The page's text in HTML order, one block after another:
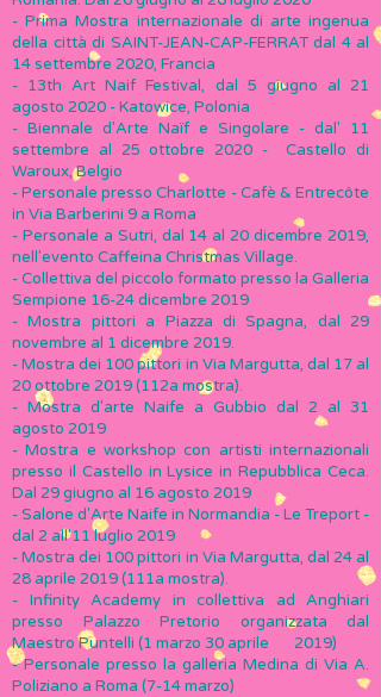
- Prima Mostra internazionale di arte ingenua
della città di SAINT-JEAN-CAP-FERRAT dal 4 al
14 settembre 2020, Francia
- 13th Art Naif Festival, dal 5 giugno al 21
agosto 2020 - Katowice, Polonia
- Biennale d'Arte Naïf e Singolare - dal' 11
settembre al 25 ottobre 2020 - Castello di
Waroux, Belgio
- Personale presso Charlotte - Cafè & Entrecôte
in Via Barberini 9 a Roma
- Personale a Sutri, dal 14 al 20 dicembre 2019,
nell'evento Caffeina Christmas Village.
- Collettiva del piccolo formato presso la Galleria
Sempione 16-24 dicembre 2019
- Mostra pittori a Piazza di Spagna, dal 29
novembre al 1 dicembre 2019.
- Mostra dei 100 pittori in Via Margutta, dal 17 al
20 ottobre 2019 (112a mostra).
- Mostra d'arte Naife a Gubbio dal 2 al 31
agosto 2019
- Mostra e workshop con artisti internazionali
presso il Castello in Lysice in Repubblica Ceca.
Dal 29 giugno al 16 agosto 2019
- Salone d'Arte Naife in Normandia - Le Treport -
dal 2 all'11 luglio 2019
- Mostra dei 100 pittori in Via Margutta, dal 24 al
28 aprile 2019 (111a mostra).
- Infinity Academy in collettiva ad Anghiari
presso Palazzo Pretorio organizzata dal
Maestro Puntelli (1 marzo 30 aprile
2019)
- Personale presso la galleria Medina di Via A.
Poliziano a Roma (7-14 marzo)